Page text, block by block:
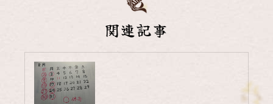
関連記事